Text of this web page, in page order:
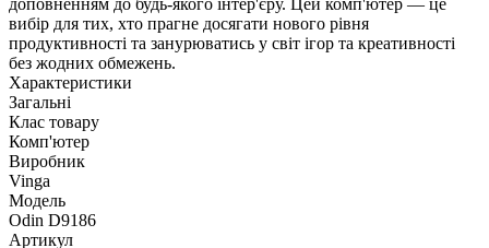
доповненням до будь-якого інтер'єру. Цей комп'ютер — це
вибір для тих, хто прагне досягати нового рівня
продуктивності та занурюватись у світ ігор та креативності
без жодних обмежень.
Характеристики
Загальні
Клас товару
Комп'ютер
Виробник
Vinga
Модель
Odin D9186
Артикул